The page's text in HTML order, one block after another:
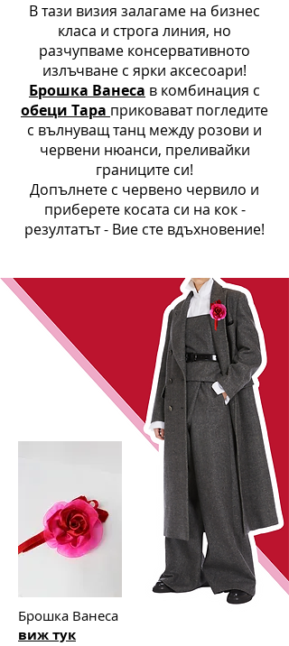
В тази визия залагаме на бизнес
класа и строга линия, но
разчупваме консервативното
излъчване с ярки аксесоари!
Брошка Ванеса в комбинация с
обеци Тара приковават погледите
с вълнуващ танц между розови и
червени нюанси, преливайки
границите си!
Допълнете с червено червило и
приберете косата си на кок -
резултатът - Вие сте вдъхновение!
Брошка Ванеса
виж тук